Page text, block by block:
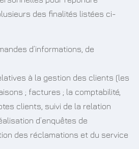
des finalités listées ci-
d’informations, de
à la gestion des clients (les
; factures ; la comptabilité,
clients, suivi de la relation
d’enquêtes de
des réclamations et du service